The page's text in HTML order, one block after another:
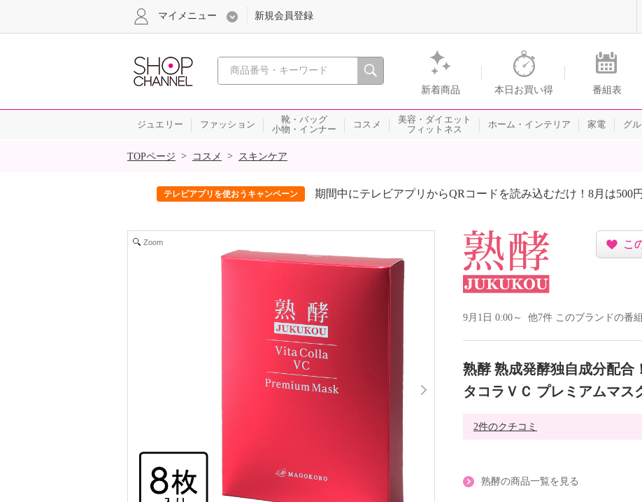
心おどる、瞬間を。通販・テレビショッピングのショップチャンネル
新着商品 本日お買い得 番組表
マイメニュー 新規会員登録
ジュエリー ファッション
靴・バッグ
小物・インナー
コスメ
美容・ダイエット
フィットネス
ホーム・インテリア 家電 グ
SALE
TOPページ > コスメ > スキンケア
テレビアプリを使おうキャンペーン 期間中にテレビアプリからQRコードを読み込むだけ！8月は500
Zoom こ
9月1日 0:00～ 他7件 このブランドの番
熟酵 熟成発酵独自成分配合
タコラＶＣ プレミアムマス
2件のクチコミ
熟酵の商品一覧を見る